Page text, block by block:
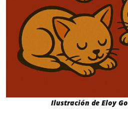
Ilustración de Eloy